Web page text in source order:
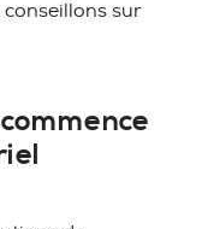
sur